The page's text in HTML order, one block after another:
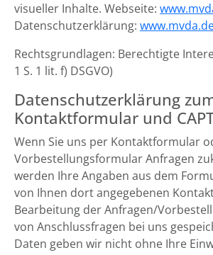
visueller Inhalte. Webseite:
Datenschutzerklärung:
Rechtsgrundlagen: Berechtigte
1 S. 1 lit. f) DSGVO)
Datenschutzerklärung
Kontaktformular und
Wenn Sie uns per Kontaktformular
Vorbestellungsformular Anfragen
werden Ihre Angaben aus dem
von Ihnen dort angegebenen
Bearbeitung der Anfragen/
von Anschlussfragen bei uns
Daten geben wir nicht ohne Ihre